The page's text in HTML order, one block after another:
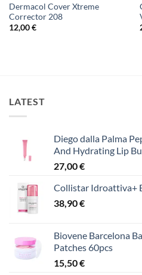
Dermacol Cover Xtreme
Corrector 208
12,00€
LATEST
Diego dalla Palma
And Hydrating Lip
27,00€
Collistar Idroattiva+
38,90€
Biovene Barcelona
Patches 60pcs
15,50€